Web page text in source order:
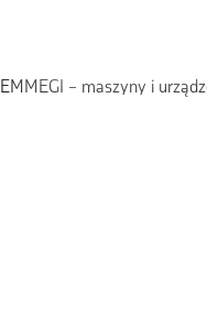
EMMEGI – maszyny i